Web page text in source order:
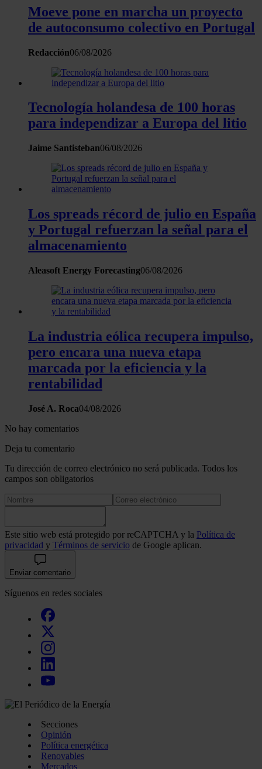
Las cookies de este sitio web se usan para personalizar el
contenido y los anuncios, ofrecer funciones de redes
analizar el tráfico. Además, compartimos información sobre
sociales, publicidad y análisis web, quienes pueden
con otra información que les haya proporcionado o que
recopilado a partir del uso que haya hecho de sus servicios.
Moeve pone en marcha un proyecto
de autoconsumo colectivo en Portugal
Redacción06/08/2026
Tecnología holandesa de 100 horas
para independizar a Europa del litio
Jaime Santisteban06/08/2026
Los spreads récord de julio en España
y Portugal refuerzan la señal para el
almacenamiento
Aleasoft Energy Forecasting06/08/2026
La industria eólica recupera impulso,
pero encara una nueva etapa
marcada por la eficiencia y la
rentabilidad
José A. Roca04/08/2026
No hay comentarios
Deja tu comentario
Tu dirección de correo electrónico no será publicada. Todos los
campos son obligatorios
Este sitio web está protegido por reCAPTCHA y la Política de
privacidad y Términos de servicio de Google aplican.
Enviar comentario
Síguenos en redes sociales
Secciones
Opinión
Política energética
Renovables
Mercados